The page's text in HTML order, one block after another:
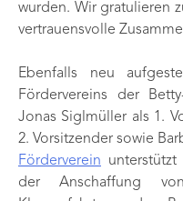
wurden. Wir gratulieren
vertrauensvolle
Ebenfalls neu
Fördervereins der
Jonas Siglmüller als 1.
2. Vorsitzender sowie
Förderverein
der Anschaffung